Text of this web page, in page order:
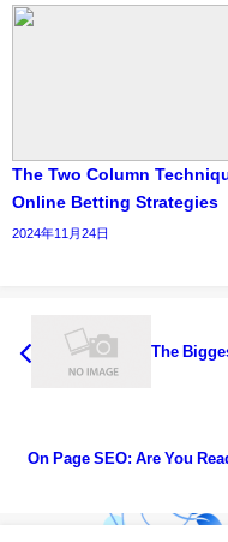
The Two Column
Online Betting Strategies
2024年11月24日
The
On Page SEO: Are You